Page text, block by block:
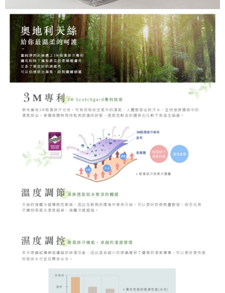
權轉讓予恩沛科技股份有限公司。
２．關於個人資料處理事宜，請瀏覽以下網址：
https://aftee.tw/terms/#terms3
３．未成年的使用者請事先徵得法定代理人或監護人之同意方可使用
「AFTEE先享後付」，若未經同意申辦者引起之損失，本公司不負相關責
任。
４．使用「AFTEE先享後付」時，將依據個別帳號之用戶狀況，依本公司即
時審查核予不同之上限額度；若仍有額度不足之情形，本公司將視審查結果
請求用戶進行身份認證。
５．嚴禁一人註冊多個帳號或使用他人資訊註冊。若發現惡意使用之情形，
恩沛科技股份有限公司將有權停止該用戶之使用額度並採取法律行動。
每筆NT$80，滿NT$999(含以上)免運費